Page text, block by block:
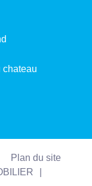
chateau
Plan du site